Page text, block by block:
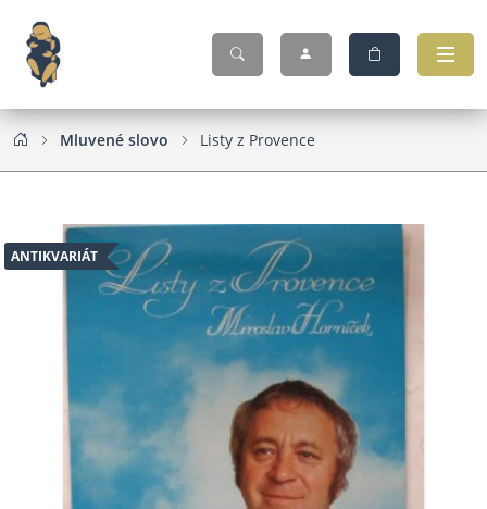
Mluvené slovo Listy z Provence
ANTIKVARIÁT